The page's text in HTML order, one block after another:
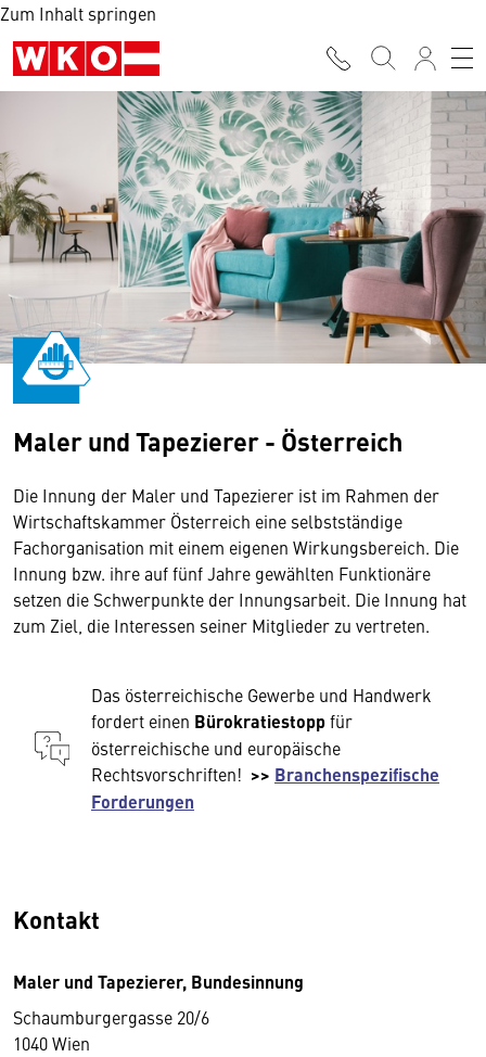
Zum Inhalt springen
Maler und Tapezierer - Österreich
Die Innung der Maler und Tapezierer ist im Rahmen der
Wirtschaftskammer Österreich eine selbstständige
Fachorganisation mit einem eigenen Wirkungsbereich. Die
Innung bzw. ihre auf fünf Jahre gewählten Funktionäre
setzen die Schwerpunkte der Innungsarbeit. Die Innung hat
zum Ziel, die Interessen seiner Mitglieder zu vertreten.
Das österreichische Gewerbe und Handwerk
fordert einen Bürokratiestoppfür
österreichische und europäische
Rechtsvorschriften! >> Branchenspezifische
Forderungen
Kontakt
Maler und Tapezierer, Bundesinnung
Schaumburgergasse 20/6
1040 Wien